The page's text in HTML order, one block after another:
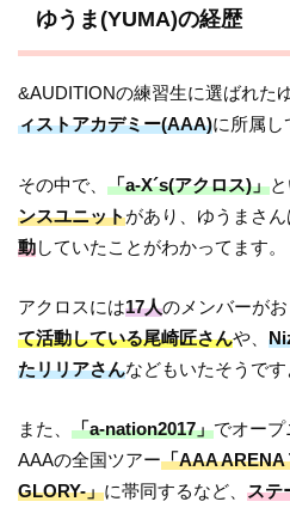
ゆうま(YUMA)の経歴
&AUDITIONの練習生に選ばれた
ィストアカデミー(AAA)に所属し
その中で、「a-X´s(アクロス)」
ンスユニットがあり、ゆうまさ
動していたことがわかってます。
アクロスには17人のメンバーが
て活動している尾崎匠さんや、
たリリアさんなどもいたそうです
また、「a-nation2017」でオープ
AAAの全国ツアー「AAA ARENA
GLORY-」に帯同するなど、ステ